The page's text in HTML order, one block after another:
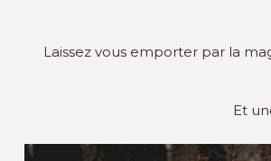
Laissez vous emporter par la
Et